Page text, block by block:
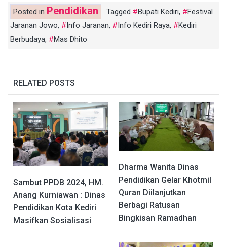
Posted in Pendidikan Tagged Bupati Kediri,
Festival
Jaranan Jowo, Info Jaranan, Info Kediri Raya,
Kediri
Berbudaya, Mas Dhito
RELATED POSTS
Sambut PPDB 2024, HM.
Anang Kurniawan : Dinas
Pendidikan Kota Kediri
Masifkan Sosialisasi
Dharma Wanita Dinas
Pendidikan Gelar Khotmil
Quran Diilanjutkan
Berbagi Ratusan
Bingkisan Ramadhan